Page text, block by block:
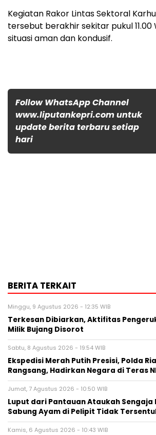
Kegiatan Rakor Lintas Sektoral
tersebut berakhir sekitar pukul 11.00
situasi aman dan kondusif.
Follow WhatsApp Channel
www.liputankepri.com untuk
update berita terbaru setiap
hari
BERITA TERKAIT
Minggu, 9 Agustus 2026 - 12:35 WIB
Terkesan Dibiarkan, Aktifitas
Milik Bujang Disorot
Sabtu, 8 Agustus 2026 - 19:54 WIB
Ekspedisi Merah Putih Presisi, Polda
Rangsang, Hadirkan Negara di Teras
Jumat, 7 Agustus 2026 - 10:50 WIB
Luput dari Pantauan Ataukah Sengaja
Sabung Ayam di Pelipit Tidak
Kamis, 6 Agustus 2026 - 10:43 WIB